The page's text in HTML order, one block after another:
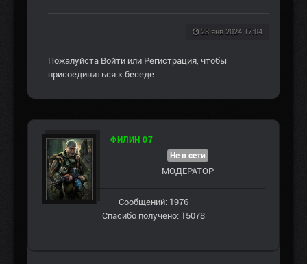
28 янв 2024 17:04
Пожалуйста Войти или Регистрация, чтобы
присоединиться к беседе.
ФИЛИН 07
Не в сети
МОДЕРАТОР
Сообщений: 1976
Спасибо получено: 15078